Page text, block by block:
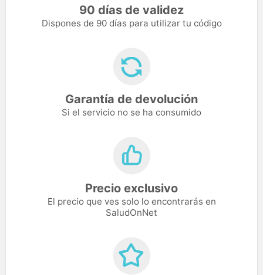
90 días de validez
Dispones de 90 días para utilizar tu código
Garantía de devolución
Si el servicio no se ha consumido
Precio exclusivo
El precio que ves solo lo encontrarás en
SaludOnNet